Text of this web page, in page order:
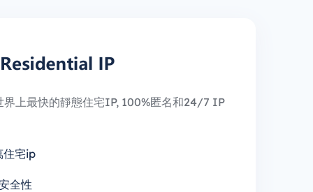
界上最快的靜態住宅IP, 100%匿名和24/7 IP
住宅ip
全性